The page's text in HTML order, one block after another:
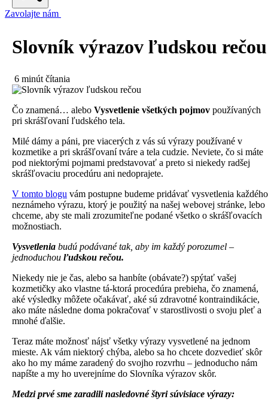
Zavolajte nám
Slovník výrazov ľudskou rečou
6 minút čítania
Čo znamená… alebo Vysvetlenie všetkých pojmov používaných
pri skrášľovaní ľudského tela.⁠
Milé dámy a páni, pre viacerých z vás sú výrazy používané v
kozmetike a pri skrášľovaní tváre a tela cudzie. Neviete, čo si máte
pod niektorými pojmami predstavovať a preto si niekedy radšej
skrášľovaciu procedúru ani nedoprajete. ⁠
V tomto blogu vám postupne budeme pridávať vysvetlenia každého
neznámeho výrazu, ktorý je použitý na našej webovej stránke, lebo
chceme, aby ste mali zrozumiteľne podané všetko o skrášľovacích
možnostiach. ⁠
Vysvetlenia budú podávané tak, aby im každý porozumel –
jednoduchou ľudskou rečou.
Niekedy nie je čas, alebo sa hanbíte (obávate?) spýtať vašej
kozmetičky ako vlastne tá-ktorá procedúra prebieha, čo znamená,
aké výsledky môžete očakávať, aké sú zdravotné kontraindikácie,
ako máte následne doma pokračovať v starostlivosti o svoju pleť a
mnohé ďalšie.⁠
Teraz máte možnosť nájsť všetky výrazy vysvetlené na jednom
mieste.⁠ Ak vám niektorý chýba, alebo sa ho chcete dozvedieť skôr
ako ho my máme zaradený do svojho rozvrhu – jednoducho nám
napíšte a my ho uverejníme do Slovníka výrazov skôr.
Medzi prvé sme zaradili nasledovné štyri súvisiace výrazy: